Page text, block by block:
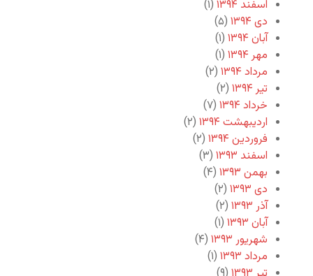
اسفند ۱۳۹۴
(۱)
دی ۱۳۹۴
(۵)
آبان ۱۳۹۴
(۱)
مهر ۱۳۹۴
(۱)
مرداد ۱۳۹۴
(۲)
تیر ۱۳۹۴
(۲)
خرداد ۱۳۹۴
(۷)
اردیبهشت ۱۳۹۴
(۲)
فروردین ۱۳۹۴
(۲)
اسفند ۱۳۹۳
(۳)
بهمن ۱۳۹۳
(۴)
دی ۱۳۹۳
(۲)
آذر ۱۳۹۳
(۲)
آبان ۱۳۹۳
(۱)
شهریور ۱۳۹۳
(۴)
مرداد ۱۳۹۳
(۱)